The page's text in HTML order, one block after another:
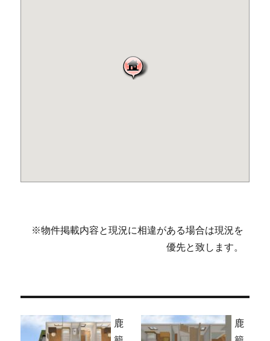
※物件掲載内容と現況に相違がある場合は現況を
優先と致します。
鹿
鹿